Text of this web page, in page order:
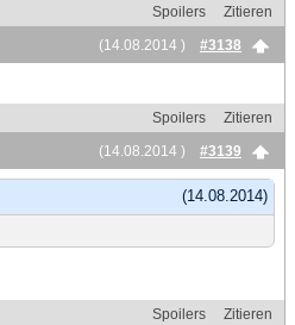
Spoilers
Zitieren
(14.08.2014 )
#3138
Spoilers
Zitieren
(14.08.2014 )
#3139
(14.08.2014)
Spoilers Zitieren